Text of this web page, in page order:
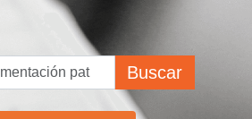
Buscar